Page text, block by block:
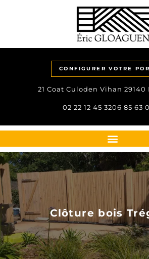
CONFIGURER VOTRE
21 Coat Culoden Vihan 29140
02 22 12 45 3206 85 63
Clôture bois